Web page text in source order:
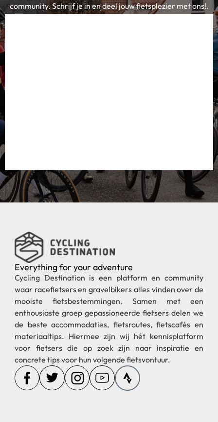
community. Schrijf je in en deel jouw fietsplezier met ons!.
Everything for your adventure
Cycling Destination is een platform en community
waar racefietsers en gravelbikers alles vinden over de
mooiste fietsbestemmingen. Samen met een
enthousiaste groep gepassioneerde fietsers delen we
de beste accommodaties, fietsroutes, fietscafés en
materiaaltips. Hiermee zijn wij hét kennisplatform
voor fietsers die op zoek zijn naar inspiratie en
concrete tips voor hun volgende fietsvontuur.